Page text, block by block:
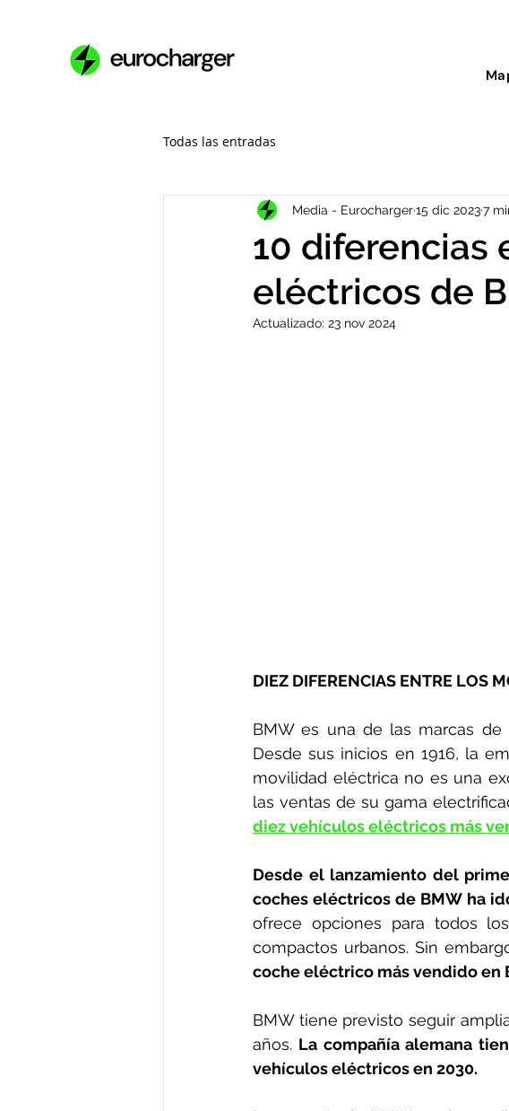
Todas las entradas
10 diferencias
eléctricos de
Media - Eurocharger15 dic 20237
Actualizado: 23 nov 2024
DIEZ DIFERENCIAS ENTRE LOS
BMW es una de las marcas de
Desde sus inicios en 1916, la
movilidad eléctrica no es una
las ventas de su gama
diez vehículos eléctricos más
Desde el lanzamiento del
coches eléctricos de BMW ha
ofrece opciones para todos
compactos urbanos. Sin
coche eléctrico más vendido en
BMW tiene previsto seguir
años. La compañía alemana
vehículos eléctricos en 2030.